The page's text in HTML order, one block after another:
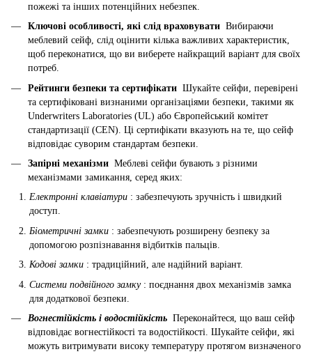
пожежі та інших потенційних небезпек.
Ключові особливості, які слід враховувати Вибираючи
меблевий сейф, слід оцінити кілька важливих характеристик,
щоб переконатися, що ви виберете найкращий варіант для своїх
потреб.
Рейтинги безпеки та сертифікати Шукайте сейфи, перевірені
та сертифіковані визнаними організаціями безпеки, такими як
Underwriters Laboratories (UL) або Європейський комітет
стандартизації (CEN). Ці сертифікати вказують на те, що сейф
відповідає суворим стандартам безпеки.
Запірні механізми Меблеві сейфи бувають з різними
механізмами замикання, серед яких:
Електронні клавіатури : забезпечують зручність і швидкий
доступ.
Біометричні замки : забезпечують розширену безпеку за
допомогою розпізнавання відбитків пальців.
Кодові замки : традиційний, але надійний варіант.
Системи подвійного замку: поєднання двох механізмів замка
для додаткової безпеки.
Вогнестійкість і водостійкість Переконайтеся, що ваш сейф
відповідає вогнестійкості та водостійкості. Шукайте сейфи, які
можуть витримувати високу температуру протягом визначеного